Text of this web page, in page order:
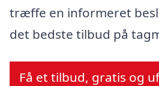
træffe en informeret
det bedste tilbud på
Få et tilbud, gratis og